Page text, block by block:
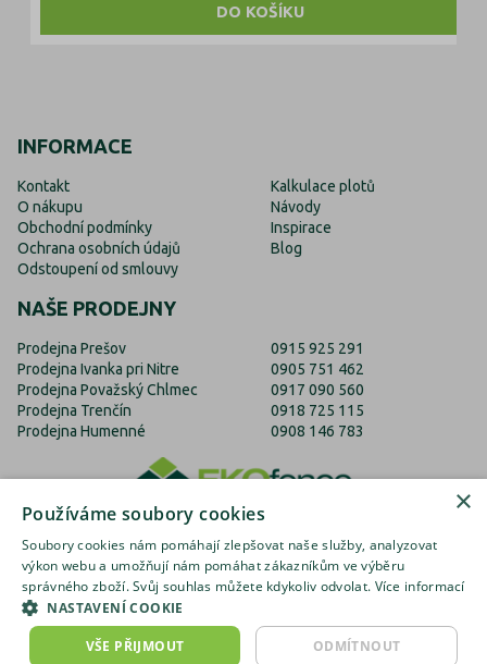
množství do košíku
DO KOŠÍKU
INFORMACE
Kontakt
O nákupu
Obchodní podmínky
Ochrana osobních údajů
Odstoupení od smlouvy
Kalkulace plotů
Návody
Inspirace
Blog
NAŠE PRODEJNY
Prodejna Prešov
Prodejna Ivanka pri Nitre
Prodejna Považský Chlmec
Prodejna Trenčín
Prodejna Humenné
0915 925 291
0905 751 462
0917 090 560
0918 725 115
0908 146 783
EKOfence.cz EKOfence.sk EKOfence.com
×
Používáme soubory cookies
Soubory cookies nám pomáhají zlepšovat naše služby, analyzovat
výkon webu a umožňují nám pomáhat zákazníkům ve výběru
správného zboží. Svůj souhlas můžete kdykoliv odvolat. Více informací
NASTAVENÍ COOKIE
VŠE PŘIJMOUT ODMÍTNOUT